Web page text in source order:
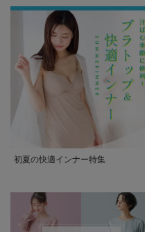
初夏の快適インナー特集